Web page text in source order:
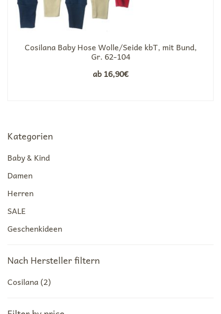
Cosilana Baby Hose Wolle/Seide kbT, mit Bund,
Gr. 62-104
ab16,90€
Kategorien
Baby & Kind
Damen
Herren
SALE
Geschenkideen
Nach Hersteller filtern
Cosilana (2)